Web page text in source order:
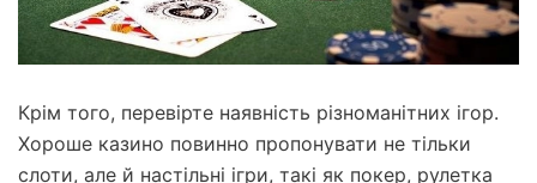
Крім того, перевірте наявність різноманітних ігор.
Хороше казино повинно пропонувати не тільки
слоти, але й настільні ігри, такі як покер, рулетка